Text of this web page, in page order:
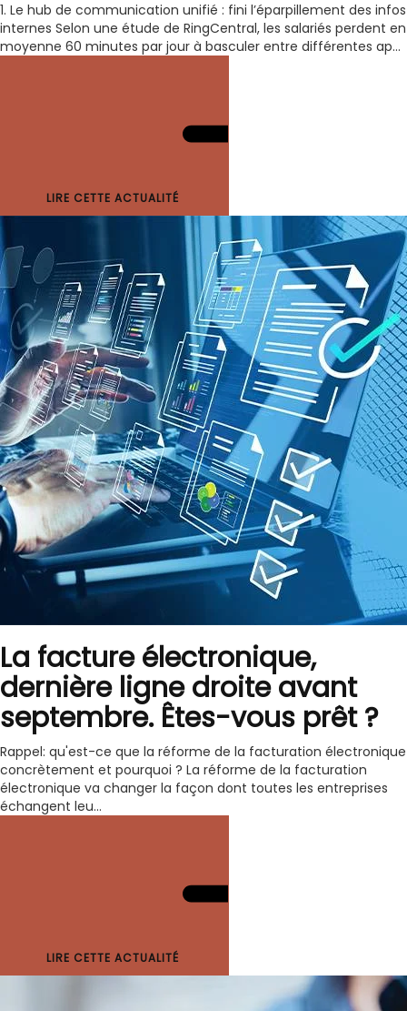
1. Le hub de communication unifié : fini l’éparpillement des infos
internes Selon une étude de RingCentral, les salariés perdent en
moyenne 60 minutes par jour à basculer entre différentes ap...
LIRE CETTE ACTUALITÉ
La facture électronique,
dernière ligne droite avant
septembre. Êtes-vous prêt ?
Rappel: qu'est-ce que la réforme de la facturation électronique
concrètement et pourquoi ? La réforme de la facturation
électronique va changer la façon dont toutes les entreprises
échangent leu...
LIRE CETTE ACTUALITÉ